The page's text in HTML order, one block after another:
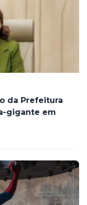
da Prefeitura
gigante em